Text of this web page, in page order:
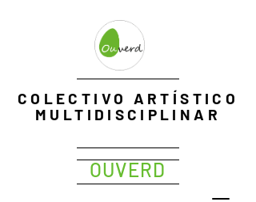
OUVERD
EXPOPHOTO
Me
COLECTIVO ARTÍSTICO
MULTIDISCIPLINAR